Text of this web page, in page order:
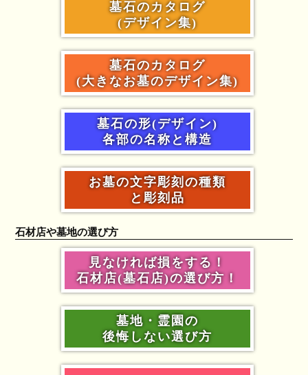
墓石のカタログ
(デザイン集)
墓石のカタログ
(大きなお墓のデザイン集)
墓石の形(デザイン)
各部の名称と構造
お墓の文字彫刻の種類
と彫刻品
石材店や墓地の選び方
見なければ損をする！
石材店(墓石店)の選び方！
墓地・霊園の
後悔しない選び方